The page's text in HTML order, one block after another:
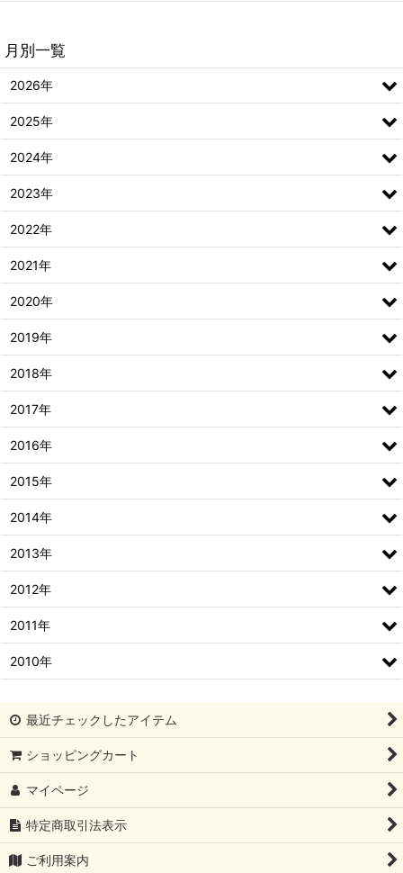
月別一覧
2026年
2025年
2024年
2023年
2022年
2021年
2020年
2019年
2018年
2017年
2016年
2015年
2014年
2013年
2012年
2011年
2010年
最近チェックしたアイテム
ショッピングカート
マイページ
特定商取引法表示
ご利用案内